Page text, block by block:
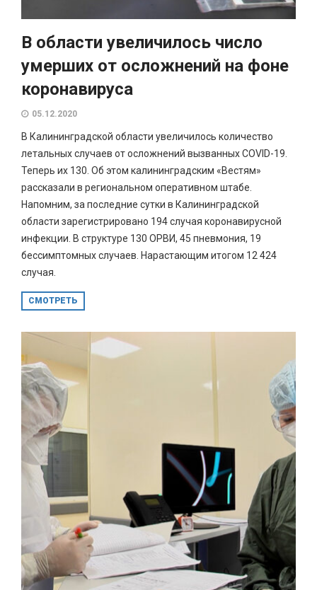
В области увеличилось число
умерших от осложнений на фоне
коронавируса
05.12.2020
В Калининградской области увеличилось количество
летальных случаев от осложнений вызванных COVID-19.
Теперь их 130. Об этом калининградским «Вестям»
рассказали в региональном оперативном штабе.
Напомним, за последние сутки в Калининградской
области зарегистрировано 194 случая коронавирусной
инфекции. В структуре 130 ОРВИ, 45 пневмония, 19
бессимптомных случаев. Нарастающим итогом 12 424
случая.
СМОТРЕТЬ